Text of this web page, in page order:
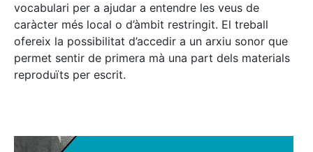
vocabulari per a ajudar a entendre les veus de
caràcter més local o d’àmbit restringit. El treball
ofereix la possibilitat d’accedir a un arxiu sonor que
permet sentir de primera mà una part dels materials
reproduïts per escrit.